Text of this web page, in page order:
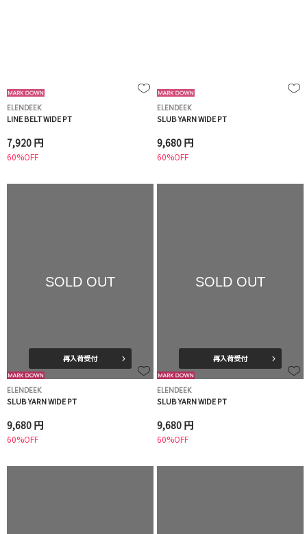
ELENDEEK
LINE BELT WIDE PT
7,920 円
60%OFF
ELENDEEK
SLUB YARN WIDE PT
9,680 円
60%OFF
SOLD OUT
再入荷受付
ELENDEEK
SLUB YARN WIDE PT
9,680 円
60%OFF
SOLD OUT
再入荷受付
ELENDEEK
SLUB YARN WIDE PT
9,680 円
60%OFF